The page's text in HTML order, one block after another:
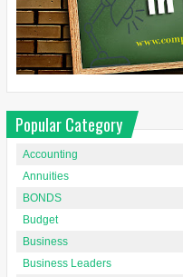
Popular Category
Accounting
Annuities
BONDS
Budget
Business
Business Leaders